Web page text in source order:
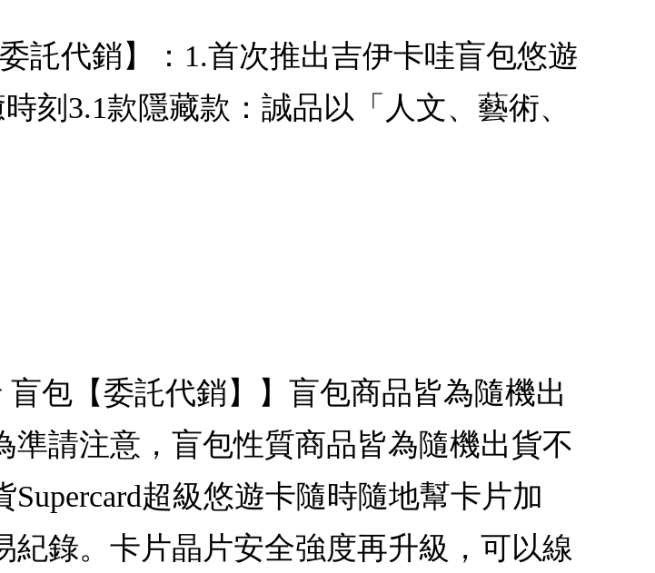
託代銷】：1.首次推出吉伊卡哇盲包悠遊
刻3.1款隱藏款：誠品以「人文、藝術、
盲包【委託代銷】】盲包商品皆為隨機出
請注意，盲包性質商品皆為隨機出貨不
超級悠遊卡隨時隨地幫卡片加
錄。卡片晶片安全強度再升級，可以線